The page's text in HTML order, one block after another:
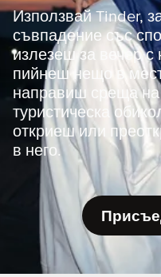
Използвай Tinder,
съвпадение със
излезеш за вечер с
пийнеш нещо в
направиш среща
туристическа
откриеш или
в него.